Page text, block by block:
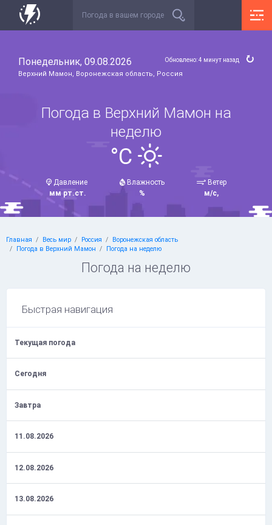
Понедельник, 09.08.2026
Верхний Мамон, Воронежская область, Россия
Обновлено: 4 минут назад
Погода в Верхний Мамон на
неделю
°C
Давление
мм рт.ст.
Влажность
%
Ветер
м/с,
Главная Весь мир Россия
Воронежская область
Погода в Верхний Мамон
Погода на неделю
Погода на неделю
Быстрая навигация
Текущая погода
Сегодня
Завтра
11.08.2026
12.08.2026
13.08.2026